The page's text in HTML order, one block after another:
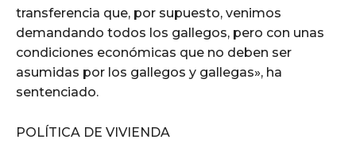
transferencia que, por supuesto, venimos
demandando todos los gallegos, pero con unas
condiciones económicas que no deben ser
asumidas por los gallegos y gallegas», ha
sentenciado.
POLÍTICA DE VIVIENDA